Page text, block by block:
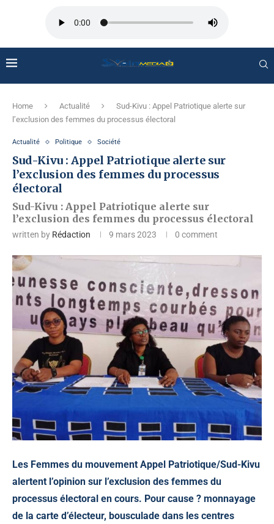
Home Actualité
Sud-Kivu : Appel Patriotique alerte sur
l’exclusion des femmes du processus électoral
Actualité Politique Société
Sud-Kivu : Appel Patriotique alerte sur
l’exclusion des femmes du processus
électoral
Sud-Kivu : Appel Patriotique alerte sur
l’exclusion des femmes du processus électoral
written by Rédaction 9 mars 2023 0 comment
Les Femmes du mouvement Appel Patriotique/Sud-Kivu
alertent l’opinion sur l’exclusion des femmes du
processus électoral en cours. Pour cause ? monnayage
de la carte d’électeur, bousculade dans les centres